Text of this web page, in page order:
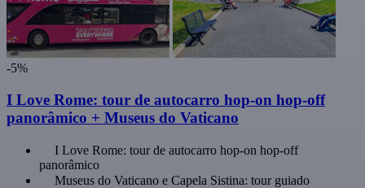
-5%
I Love Rome: tour de autocarro hop-on hop-off
panorâmico + Museus do Vaticano
I Love Rome: tour de autocarro hop-on hop-off
panorâmico
Museus do Vaticano e Capela Sistina: tour guiado